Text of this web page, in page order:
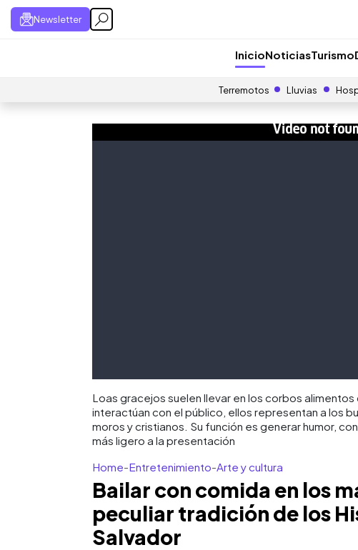
Newsletter
InicioNoticiasTurismo
Terremotos Lluvias
Loas gracejos suelen llevar en los corbos
interactúan con el público, ellos representan a los
moros y cristianos. Su función es generar humor,
más ligero a la presentación
Home-Entretenimiento-Arte y cultura
Bailar con comida en los
peculiar tradición de los
Salvador